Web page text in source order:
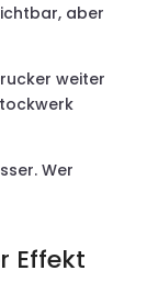
aber
weiter
Wer
Effekt